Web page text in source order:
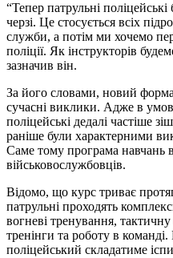
“Тепер патрульні
черзі. Це стосується всіх
служби, а потім ми хочемо
поліції. Як інструкторів
зазначив він.
За його словами, новий
сучасні виклики. Адже в
поліцейські дедалі частіше
раніше були характерними
Саме тому програма навчань
військовослужбовців.
Відомо, що курс триває
патрульні проходять
вогневі тренування,
тренінги та роботу в
поліцейський складатиме